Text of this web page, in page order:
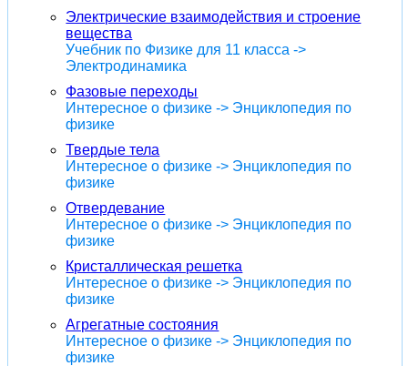
Электрические взаимодействия и строение
вещества
Учебник по Физике для 11 класса ->
Электродинамика
Фазовые переходы
Интересное о физике -> Энциклопедия по
физике
Твердые тела
Интересное о физике -> Энциклопедия по
физике
Отвердевание
Интересное о физике -> Энциклопедия по
физике
Кристаллическая решетка
Интересное о физике -> Энциклопедия по
физике
Агрегатные состояния
Интересное о физике -> Энциклопедия по
физике